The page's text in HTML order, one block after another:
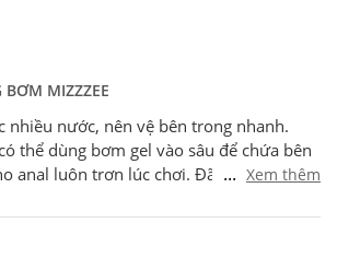
BƠM MIZZZEE
nhiều nước, nên vệ bên trong nhanh.
thể dùng bơm gel vào sâu để chứa bên
anal luôn trơn lúc chơi. Đã thử bơm
... Xem thêm